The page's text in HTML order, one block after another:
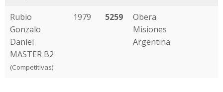
Rubio
Gonzalo
Daniel
MASTER B2
(Competitivas)
1979 5259
Obera
Misiones
Argentina